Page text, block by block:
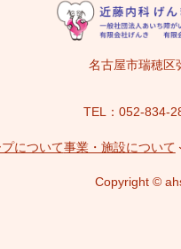
名古屋市瑞穂区
TEL：052-834-
について事業・施設について
Copyright ©